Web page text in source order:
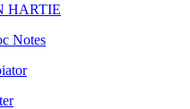
HARTIE
Notes